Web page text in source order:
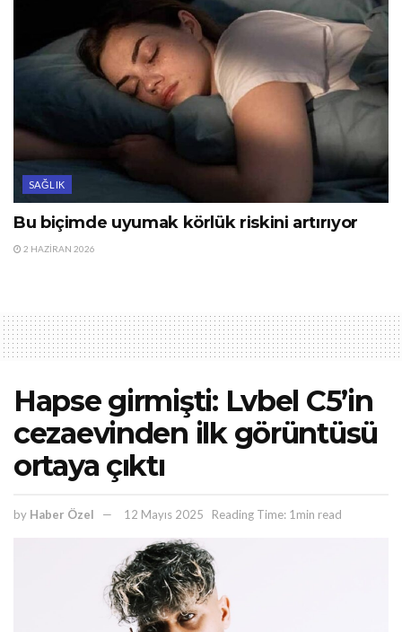
SAĞLIK
Bu biçimde uyumak körlük riskini artırıyor
2 HAZIRAN 2026
Hapse girmişti: Lvbel C5’in
cezaevinden ilk görüntüsü
ortaya çıktı
by Haber Özel 12 Mayıs 2025 Reading Time: 1min read